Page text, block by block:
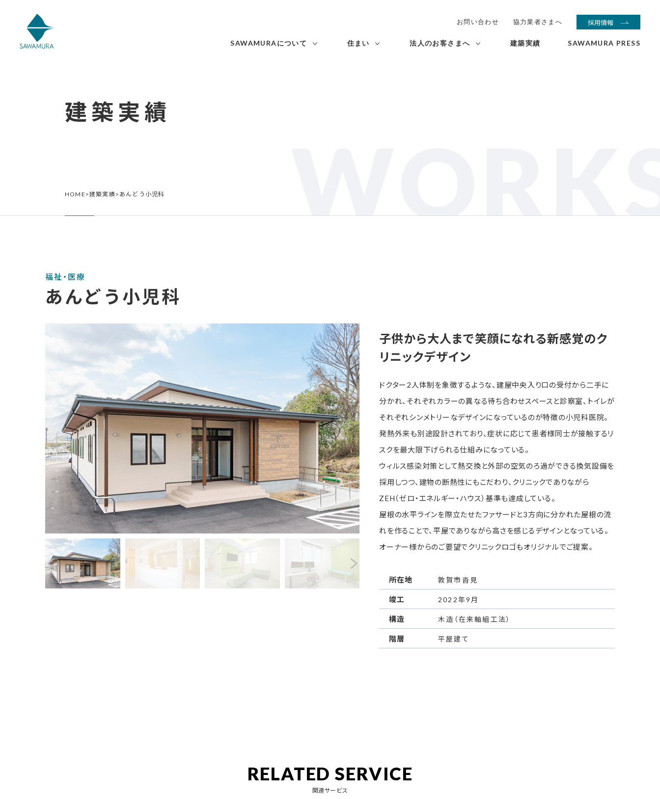
お問い合わせ 協力業者さまへ 採用情報
SAWAMURAについて 住まい 法人のお客さまへ 建築実績 SAWAMURA PRESS
建築実績
HOME >建築実績 > あんどう小児科
福祉・医療
あんどう小児科
子供から大人まで笑顔になれる新感覚のク
リニックデザイン
ドクター2人体制を象徴するような、建屋中央入り口の受付から二手に
分かれ、それぞれカラーの異なる待ち合わせスペースと診察室、トイレが
それぞれシンメトリーなデザインになっているのが特徴の小児科医院。
発熱外来も別途設計されており、症状に応じて患者様同士が接触するリ
スクを最大限下げられる仕組みになっている。
ウィルス感染対策として熱交換と外部の空気のろ過ができる換気設備を
採用しつつ、建物の断熱性にもこだわり、クリニックでありながら
ZEH（ゼロ・エネルギー・ハウス）基準も達成している。
屋根の水平ラインを際立たせたファサードと3方向に分かれた屋根の流
れを作ることで、平屋でありながら高さを感じるデザインとなっている。
オーナー様からのご要望でクリニックロゴもオリジナルでご提案。
所在地 敦賀市沓見
竣工 2022年9月
構造 木造（在来軸組工法）
階層 平屋建て
RELATED SERVICE
関連サービス